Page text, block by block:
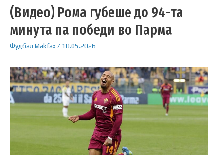
(Видео) Рома губеше до 94-та
минута па победи во Парма
Фудбал Makfax/ 10.05.2026